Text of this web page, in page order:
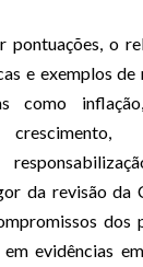
pontuações, o
e exemplos
como
da revisão da
dos
evidências